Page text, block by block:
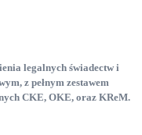
legalnych świadectw i
z pełnym zestawem
CKE, OKE, oraz KReM.